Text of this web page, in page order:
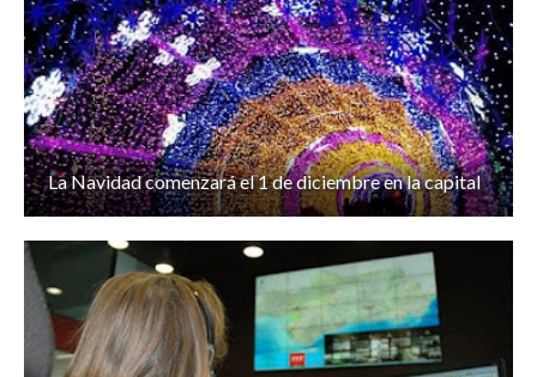
La Navidad comenzará el 1 de diciembre en la capital